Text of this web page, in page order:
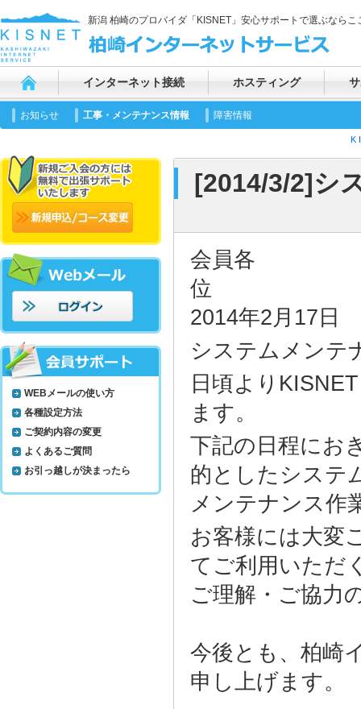
新潟 柏崎のプロバイダ「KISNET」安心サポートで選ぶならこ
インターネット接続 ホスティング
お知らせ 工事・メンテナンス情報 障害情報
K
[2014/3/2]シ
会員各
2014年2月17日
システムメンテ
日頃より
ます。
下記の日程にお
的としたシステ
メンテナンス作
お客様には大変
てご利用いただ
ご理解・ご協力
今後とも、柏崎
申し上げます。
WEBメールの使い方
各種設定方法
ご契約内容の変更
よくあるご質問
お引っ越しが決まったら